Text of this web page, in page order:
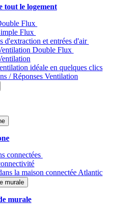
tout le logement
Flux
Flux
d'extraction et entrées d'air
Double Flux
idéale en quelques clics
/ Réponses Ventilation
connectées
la maison connectée Atlantic
murale
murale